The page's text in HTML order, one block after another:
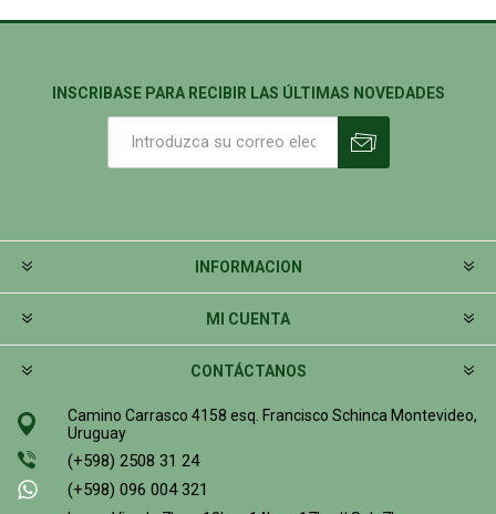
INSCRIBASE PARA RECIBIR LAS ÚLTIMAS NOVEDADES
INFORMACION
MI CUENTA
CONTÁCTANOS
Camino Carrasco 4158 esq. Francisco Schinca Montevideo,
Uruguay
(+598) 2508 31 24
(+598) 096 004 321